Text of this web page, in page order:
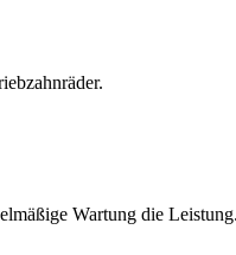
Wartung die Leistung.